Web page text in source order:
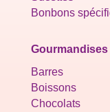
Bonbons
Barres
Boissons
Chocolats